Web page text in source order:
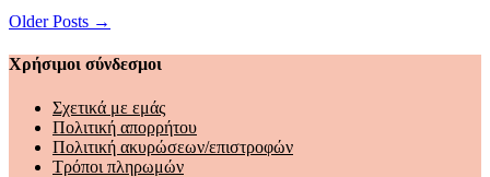
Older Posts →
Χρήσιμοι σύνδεσμοι
Σχετικά με εμάς
Πολιτική απορρήτου
Πολιτική ακυρώσεων/επιστροφών
Τρόποι πληρωμών